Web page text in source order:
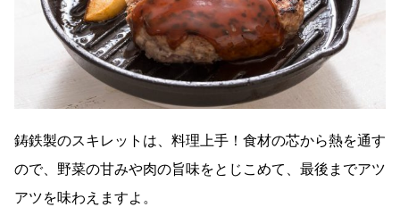
鋳鉄製のスキレットは、料理上手！食材の芯から熱を通す
ので、野菜の甘みや肉の旨味をとじこめて、最後までアツ
アツを味わえますよ。